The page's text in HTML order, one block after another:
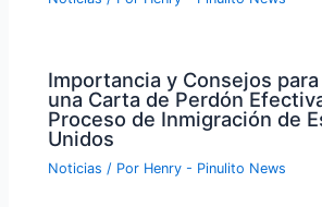
Importancia y Consejos
una Carta de Perdón
Proceso de Inmigración de
Unidos
Noticias / Por Henry - Pinulito News